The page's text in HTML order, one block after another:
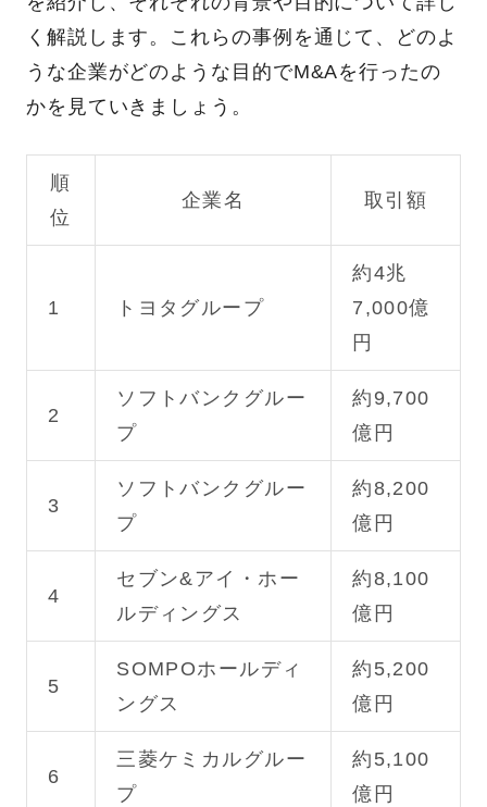
く解説します。これらの事例を通じて、どのよ
うな企業がどのような目的でM&Aを行ったの
かを見ていきましょう。
順
位
企業名 取引額
1 トヨタグループ
約4兆
7,000億
円
2
ソフトバンクグルー
プ
約9,700
億円
3
ソフトバンクグルー
プ
約8,200
億円
4
セブン&アイ・ホー
ルディングス
約8,100
億円
5
SOMPOホールディ
ングス
約5,200
億円
6
三菱ケミカルグルー
プ
約5,100
億円